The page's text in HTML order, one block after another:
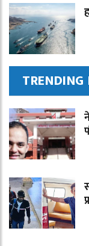
TRENDING